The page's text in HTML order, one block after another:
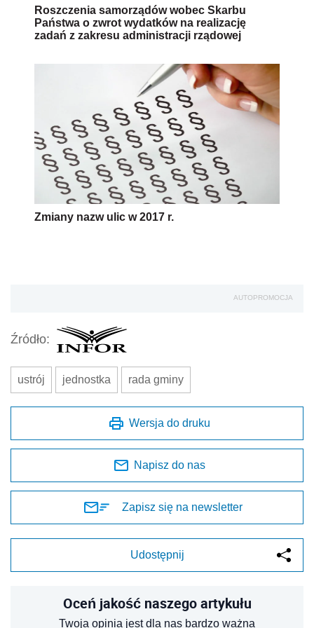
Roszczenia samorządów wobec Skarbu
Państwa o zwrot wydatków na realizację
zadań z zakresu administracji rządowej
Zmiany nazw ulic w 2017 r.
AUTOPROMOCJA
Źródło:
ustrój jednostka rada gminy
Wersja do druku
Napisz do nas
Zapisz się na newsletter
Udostępnij
Oceń jakość naszego artykułu
Twoja opinia jest dla nas bardzo ważna